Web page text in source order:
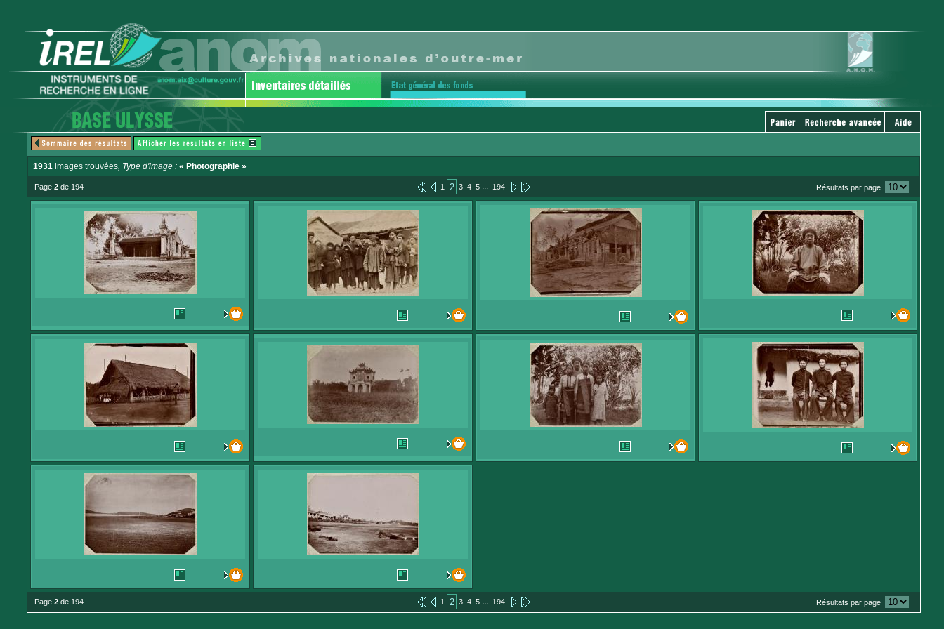
1931 images trouvées, Type d'image : « Photographie »
Page 2 de 194 1 2 3 4 5 ... 194 Résultats par page
Page 2 de 194 1 2 3 4 5 ... 194 Résultats par page